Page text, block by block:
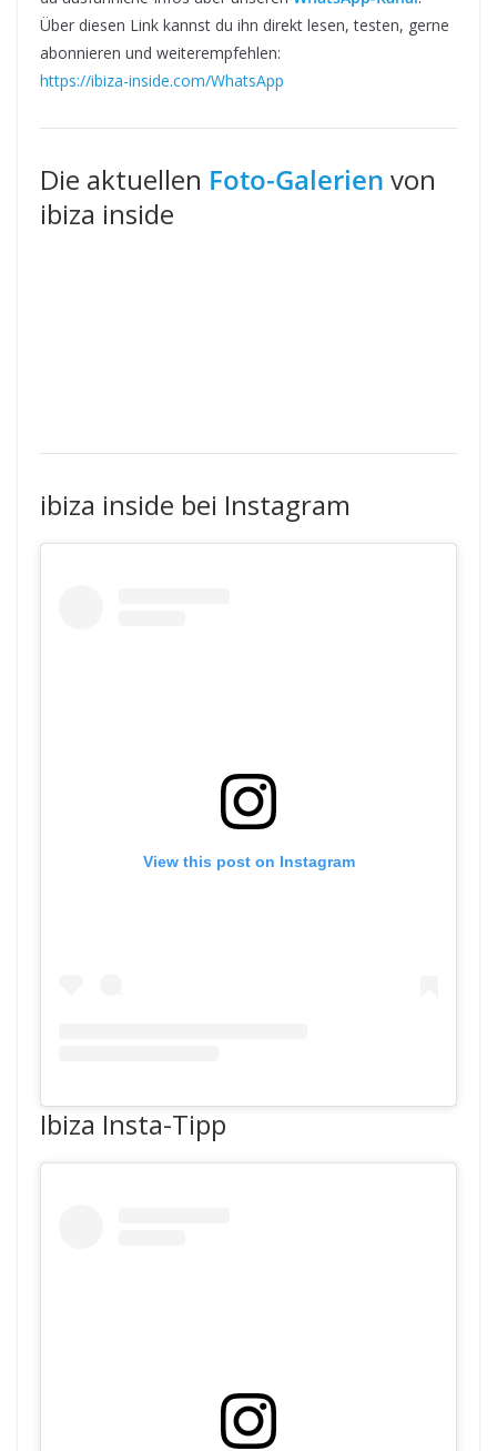
Über diesen Link kannst du ihn direkt lesen, testen, gerne
abonnieren und weiterempfehlen:
https://ibiza-inside.com/WhatsApp
Die aktuellen Foto-Galerien von
ibiza inside
ibiza inside bei Instagram
View this post on Instagram
Ibiza Insta-Tipp